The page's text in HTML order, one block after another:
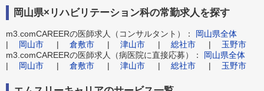
岡山県×リハビリテーション科の常勤求人を探す
m3.comCAREERの医師求人（コンサルタント）： 岡山県全体
| 岡山市 | 倉敷市 | 津山市 | 総社市 | 玉野市
m3.comCAREERの医師求人（病医院に直接応募）： 岡山県全体
| 岡山市 | 倉敷市 | 津山市 | 総社市 | 玉野市